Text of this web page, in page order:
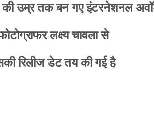
उम्र तक बन गए इंटरनेशनल
लक्ष्य चावला से
रिलीज डेट तय की गई है